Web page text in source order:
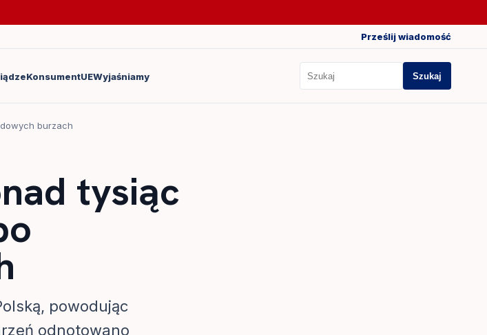
Prześlij wiadomość
KonsumentUEWyjaśniamy Szukaj
Szukaj
burzach
tysiąc
powodując
odnotowano